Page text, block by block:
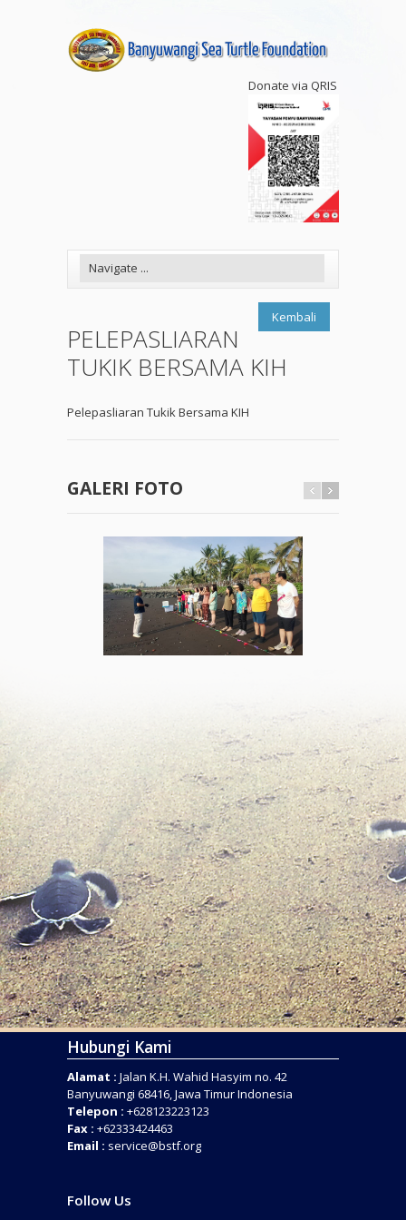
Donate via QRIS
Kembali
PELEPASLIARAN
TUKIK BERSAMA KIH
Pelepasliaran Tukik Bersama KIH
GALERI FOTO
Hubungi Kami
Alamat : Jalan K.H. Wahid Hasyim no. 42
Banyuwangi 68416, Jawa Timur Indonesia
Telepon : +628123223123
Fax : +62333424463
Email : service@bstf.org
Follow Us